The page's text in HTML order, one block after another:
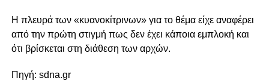
Η πλευρά των «κυανοκίτρινων» για το θέμα είχε αναφέρει
από την πρώτη στιγμή πως δεν έχει κάποια εμπλοκή και
ότι βρίσκεται στη διάθεση των αρχών.
Πηγή: sdna.gr